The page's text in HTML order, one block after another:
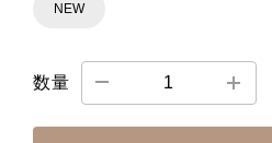
NEW
数量